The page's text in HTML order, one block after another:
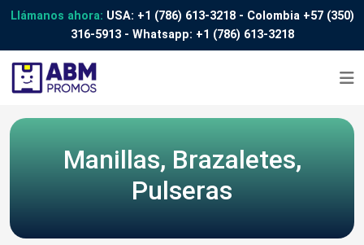
Llámanos ahora: USA: +1 (786) 613-3218- Colombia +57 (350)
316-5913- Whatsapp: +1 (786) 613-3218
Manillas, Brazaletes,
Pulseras